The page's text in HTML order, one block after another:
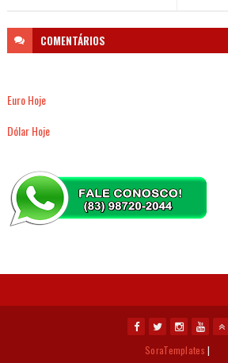
COMENTÁRIOS
Euro Hoje
Dólar Hoje
SoraTemplates |